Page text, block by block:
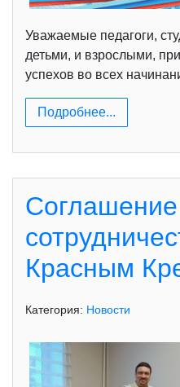
Уважаемые педагоги,
детьми, и взрослыми,
успехов во всех
Подробнее...
Красным
Категория: Новости